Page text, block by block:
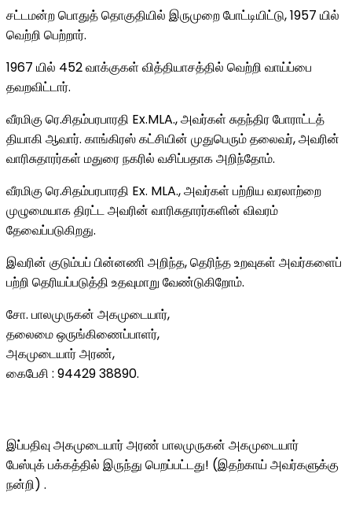
சட்டமன்ற பொதுத் தொகுதியில் இருமுறை போட்டியிட்டு, 1957 யில்
வெற்றி பெற்றார்.
1967 யில் 452 வாக்குகள் வித்தியாசத்தில் வெற்றி வாய்ப்பை
தவறவிட்டார்.
வீரமிகு ரெ.சிதம்பரபாரதி Ex.MLA., அவர்கள் சுதந்திர போராட்டத்
தியாகி ஆவார். காங்கிரஸ் கட்சியின் முதுபெரும் தலைவர், அவரின்
வாரிசுதாரர்கள் மதுரை நகரில் வசிப்பதாக அறிந்தோம்.
வீரமிகு ரெ.சிதம்பரபாரதி Ex. MLA., அவர்கள் பற்றிய வரலாற்றை
முழுமையாக திரட்ட அவரின் வாரிசுதாரர்களின் விவரம்
தேவைப்படுகிறது.
இவரின் குடும்பப் பின்னணி அறிந்த, தெரிந்த உறவுகள் அவர்களைப்
பற்றி தெரியப்படுத்தி உதவுமாறு வேண்டுகிறோம்.
சோ. பாலமுருகன் அகமுடையார்,
தலைமை ஒருங்கிணைப்பாளர்,
அகமுடையார் அரண்,
கைபேசி : 94429 38890.
இப்பதிவு அகமுடையார் அரண் பாலமுருகன் அகமுடையார்
பேஸ்புக் பக்கத்தில் இருந்து பெறப்பட்டது! (இதற்காய் அவர்களுக்கு
நன்றி) .